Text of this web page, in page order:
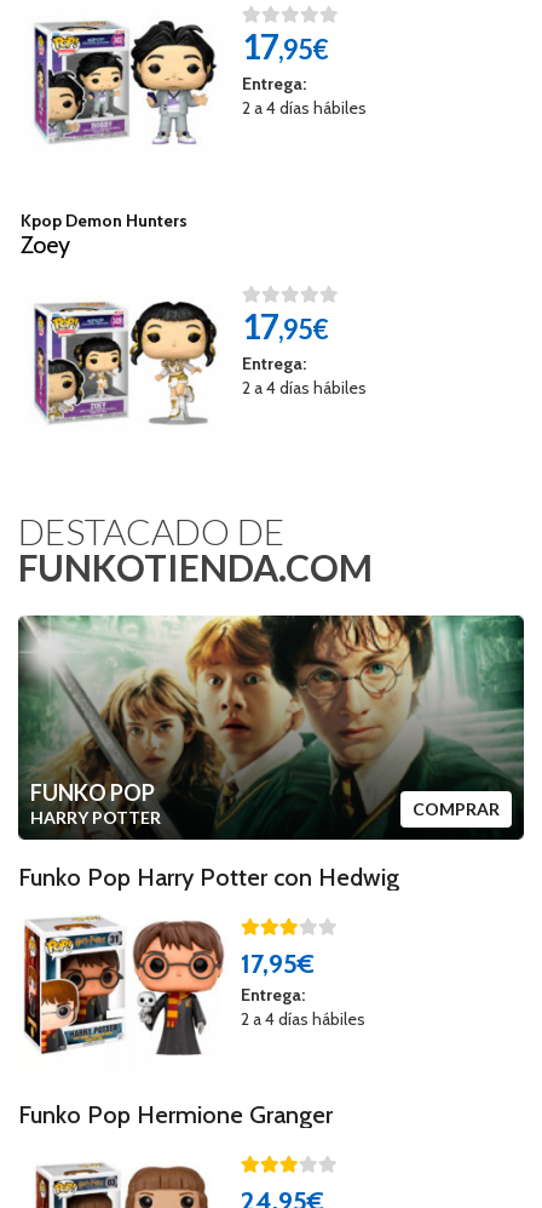
17,95€
Entrega:
2 a 4 días hábiles
Kpop Demon Hunters
Zoey
17,95€
Entrega:
2 a 4 días hábiles
DESTACADO DE
FUNKOTIENDA.COM
FUNKO POP
HARRY POTTER COMPRAR
Funko Pop Harry Potter con Hedwig
17,95€
Entrega:
2 a 4 días hábiles
Funko Pop Hermione Granger
24,95€